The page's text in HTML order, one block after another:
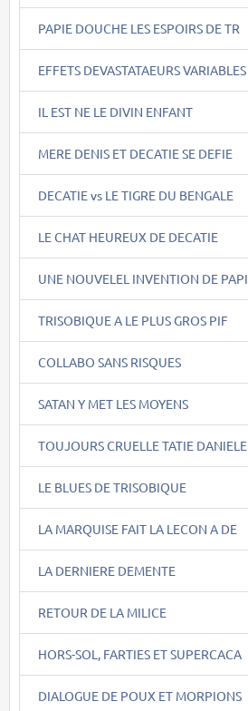
PAPIE DOUCHE LES ESPOIRS DE TR
EFFETS DEVASTATAEURS VARIABLES
IL EST NE LE DIVIN ENFANT
MERE DENIS ET DECATIE SE DEFIE
DECATIE vs LE TIGRE DU BENGALE
LE CHAT HEUREUX DE DECATIE
UNE NOUVELEL INVENTION DE PAPI
TRISOBIQUE A LE PLUS GROS PIF
COLLABO SANS RISQUES
SATAN Y MET LES MOYENS
TOUJOURS CRUELLE TATIE DANIELE
LE BLUES DE TRISOBIQUE
LA MARQUISE FAIT LA LECON A DE
LA DERNIERE DEMENTE
RETOUR DE LA MILICE
HORS-SOL, FARTIES ET SUPERCACA
DIALOGUE DE POUX ET MORPIONS